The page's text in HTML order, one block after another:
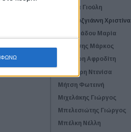
Δελιέζα Γιούλη
Δουκουζγιάννη Χριστίνα
Ζαρωτιάδου Μαρία
Κορβέσης Μάρκος
Κράβαρη Αφροδίτη
Λαβντάρη Ντενίσα
Μήτση Φωτεινή
Μιχελάκης Γιώργος
Μπελεσιώτης Γιώργος
Μπέλκη Νέλλη